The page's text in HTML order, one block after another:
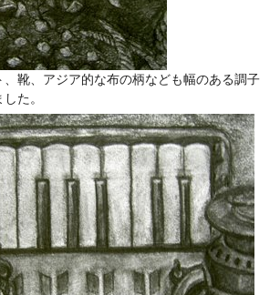
靴、アジア的な布の柄なども幅のある調子
た。